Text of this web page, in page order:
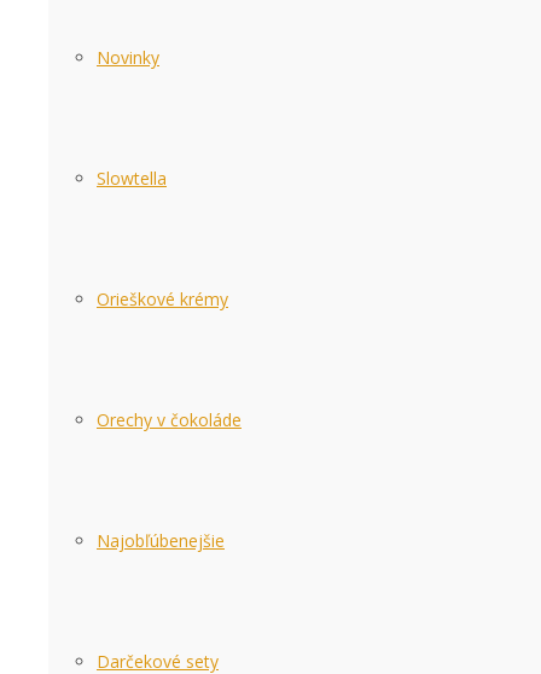
Novinky
Slowtella
Orieškové krémy
Orechy v čokoláde
Najobľúbenejšie
Darčekové sety